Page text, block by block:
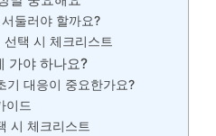
둘러야 할까요?
택 시 체크리스트
가야 하나요?
기 대응이 중요한가요?
이드
시 체크리스트